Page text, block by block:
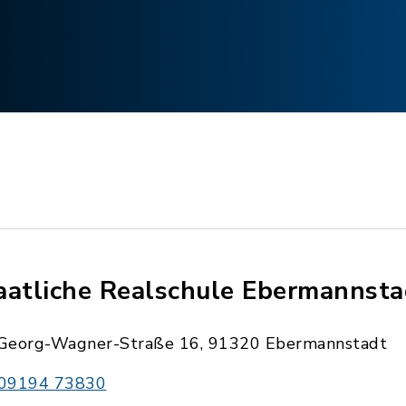
Realschule
Wagner-Straße 16, 91320 Ebermannstadt
73830